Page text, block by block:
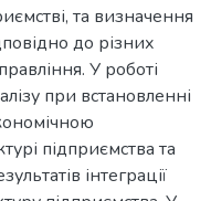
та визначення
до різних
У роботі
при встановленні
підприємства та
інтеграції